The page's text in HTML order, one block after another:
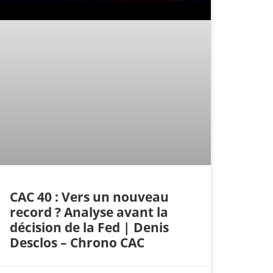
CAC 40 : Vers un nouveau
record ? Analyse avant la
décision de la Fed | Denis
Desclos – Chrono CAC